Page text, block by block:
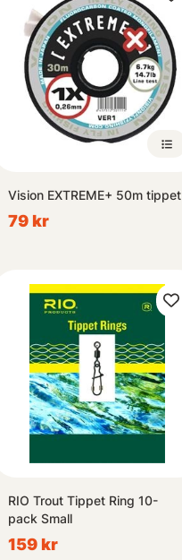
Vision EXTREME+ 50m tippet
79 kr
RIO Trout Tippet Ring 10-
pack Small
159 kr